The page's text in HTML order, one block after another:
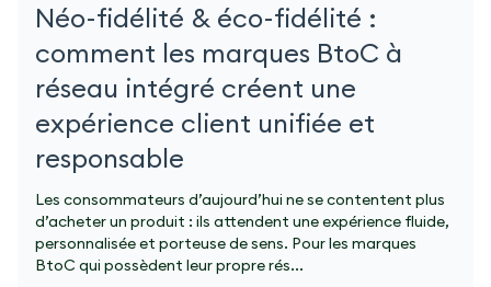
Néo-fidélité & éco-fidélité :
comment les marques BtoC à
réseau intégré créent une
expérience client unifiée et
responsable
Les consommateurs d’aujourd’hui ne se contentent plus
d’acheter un produit : ils attendent une expérience fluide,
personnalisée et porteuse de sens. Pour les marques
BtoC qui possèdent leur propre rés...